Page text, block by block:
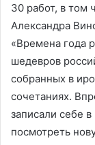
30 работ, в том
Александра
«Времена года
шедевров
собранных в
сочетаниях.
записали себе
посмотреть